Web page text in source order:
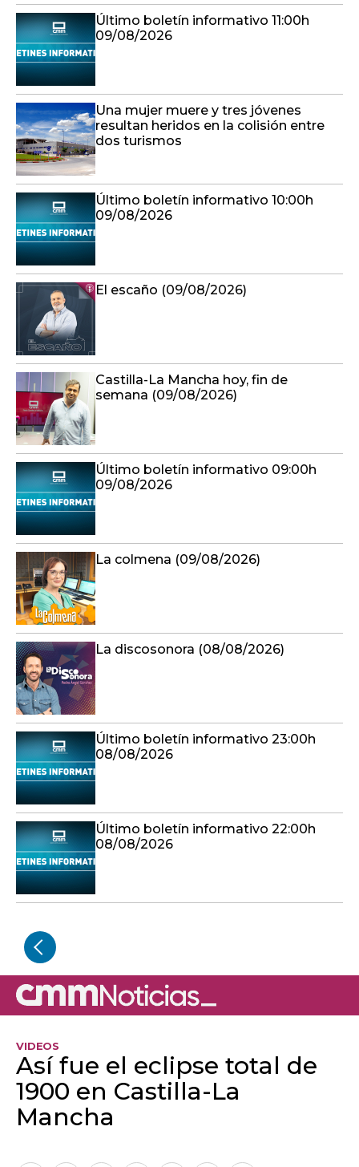
Último boletín informativo 11:00h
09/08/2026
Una mujer muere y tres jóvenes
resultan heridos en la colisión entre
dos turismos
Último boletín informativo 10:00h
09/08/2026
El escaño (09/08/2026)
Castilla-La Mancha hoy, fin de
semana (09/08/2026)
Último boletín informativo 09:00h
09/08/2026
La colmena (09/08/2026)
La discosonora (08/08/2026)
Último boletín informativo 23:00h
08/08/2026
Último boletín informativo 22:00h
08/08/2026
VIDEOS
Así fue el eclipse total de
1900 en Castilla-La
Mancha